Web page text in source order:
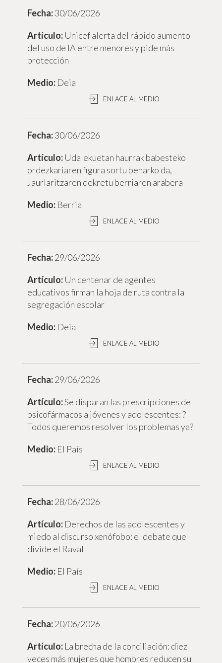
30/06/2026
Unicef alerta del rápido aumento
del uso de IA entre menores y pide más
protección
Deia
ENLACE AL MEDIO
30/06/2026
Udalekuetan haurrak babesteko
ordezkariaren figura sortu beharko da,
Jaurlaritzaren dekretu berriaren arabera
Berria
ENLACE AL MEDIO
29/06/2026
Un centenar de agentes
educativos firman la hoja de ruta contra la
segregación escolar
Deia
ENLACE AL MEDIO
29/06/2026
Se disparan las prescripciones de
psicofármacos a jóvenes y adolescentes: ?
Todos queremos resolver los problemas ya?
El País
ENLACE AL MEDIO
28/06/2026
Derechos de las adolescentes y
miedo al discurso xenófobo: el debate que
divide el Raval
El País
ENLACE AL MEDIO
20/06/2026
La brecha de la conciliación: diez
veces más mujeres que hombres reducen su